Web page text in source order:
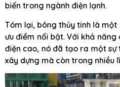
biến trong ngành điện lạnh.
Tóm lại, bông thủy tinh là
ưu điểm nổi bật. Với khả
điện cao, nó đã tạo ra một
xây dựng mà còn trong nhiều